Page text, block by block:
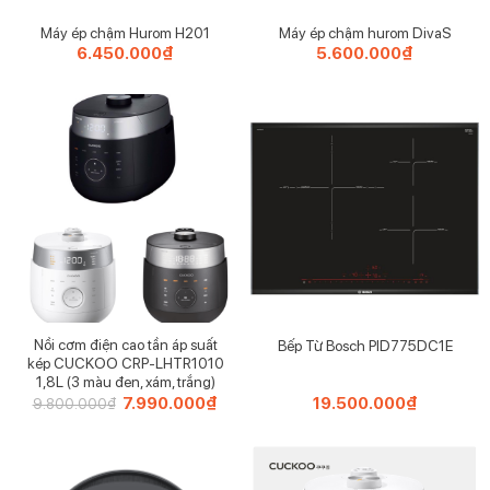
Máy ép chậm Hurom H201
6.450.000₫
Máy ép chậm hurom DivaS
5.600.000₫
Nồi cơm điện cao tần áp suất
kép CUCKOO CRP-LHTR1010
1,8L (3 màu đen, xám, trắng)
9.800.000₫ Giá
7.990.000₫
Bếp Từ Bosch PID775DC1E
19.500.000₫